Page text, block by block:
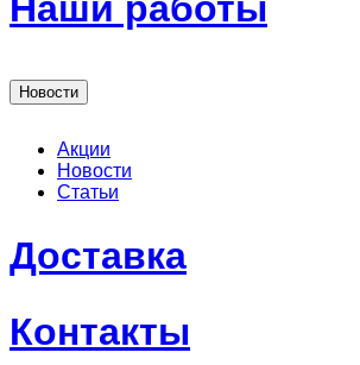
Наши работы
Новости
Акции
Новости
Статьи
Доставка
Контакты